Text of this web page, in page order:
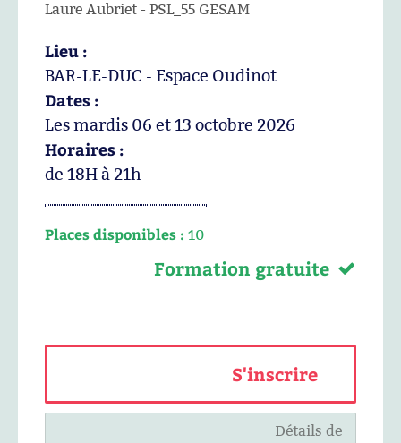
Laure Aubriet - PSL_55 GESAM
Lieu :
BAR-LE-DUC - Espace Oudinot
Dates :
Les mardis 06 et 13 octobre 2026
Horaires :
de 18H à 21h
Places disponibles : 10
Formation gratuite
S'inscrire
Détails de